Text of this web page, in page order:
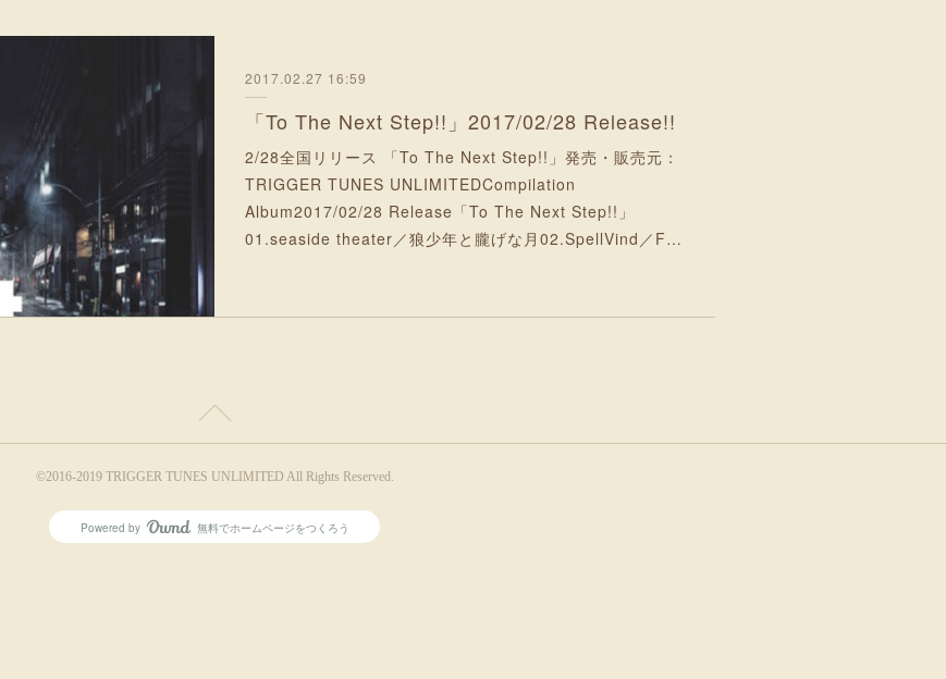
2017.02.27 16:59
「To The Next Step!!」2017/02/28 Release!!
2/28全国リリース 「To The Next Step!!」発売・販売元：
TRIGGER TUNES UNLIMITEDCompilation
Album2017/02/28 Release「To The Next Step!!」
01.seaside theater／狼少年と朧げな月02.SpellVind／F…
©2016-2019 TRIGGER TUNES UNLIMITED All Rights Reserved.
Powered by AmebaOwnd
無料でホームページをつくろう